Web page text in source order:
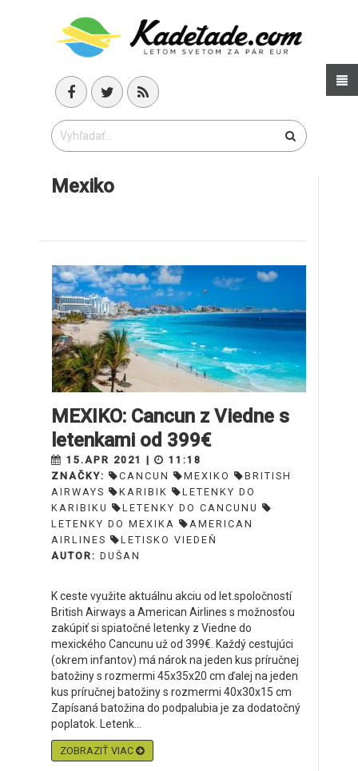
Mexiko
MEXIKO: Cancun z Viedne s
letenkami od 399€
15.APR 2021 |
11:18
ZNAČKY:
CANCUN MEXIKO
BRITISH
AIRWAYS
KARIBIK
LETENKY DO
KARIBIKU
LETENKY DO CANCUNU
LETENKY DO MEXIKA
AMERICAN
AIRLINES
LETISKO VIEDEŇ
AUTOR: DUŠAN
K ceste využite aktuálnu akciu od let.spoločností
British Airways a American Airlines s možnosťou
zakúpiť si spiatočné letenky z Viedne do
mexického Cancunu už od 399€. Každý cestujúci
(okrem infantov) má nárok na jeden kus príručnej
batožiny s rozmermi 45x35x20 cm ďalej na jeden
kus príručnej batožiny s rozmermi 40x30x15 cm
Zapísaná batožina do podpalubia je za dodatočný
poplatok. Letenk...
ZOBRAZIŤ VIAC